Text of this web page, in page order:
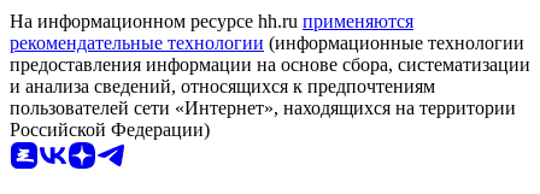
На информационном ресурсе hh.ru применяются
рекомендательные технологии (информационные технологии
предоставления информации на основе сбора, систематизации
и анализа сведений, относящихся к предпочтениям
пользователей сети «Интернет», находящихся на территории
Российской Федерации)